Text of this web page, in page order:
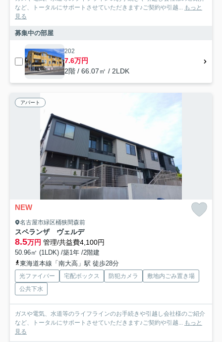
など、トータルにサポートさせていただきます♪ご契約や引越... もっと
見る
募集中の部屋
202
7.6万円
2階 / 66.07㎡ / 2LDK
アパート
NEW
名古屋市緑区桶狭間森前
スペランザ ヴェルデ
8.5万円 管理/共益費4,100円
50.96㎡ (1LDK) /築1年 /2階建
東海道本線「南大高」駅 徒歩28分
光ファイバー 宅配ボックス 防犯カメラ
敷地内ごみ置き場
公共下水
ガスや電気、水道等のライフラインのお手続きや引越し会社様のご紹介
など、トータルにサポートさせていただきます♪ご契約や引越... もっと
見る